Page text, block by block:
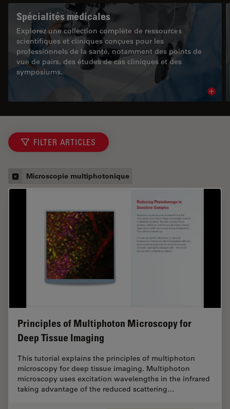
Spécialités médicales
Explorez une collection complète de ressources
scientifiques et cliniques conçues pour les
professionnels de la santé, notamment des points de
vue de pairs, des études de cas cliniques et des
symposiums.
FILTER ARTICLES
Microscopie multiphotonique
Principles of Multiphoton Microscopy for
Deep Tissue Imaging
This tutorial explains the principles of multiphoton
microscopy for deep tissue imaging. Multiphoton
microscopy uses excitation wavelengths in the infrared
taking advantage of the reduced scattering…